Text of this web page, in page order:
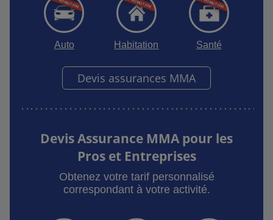
Auto Habitation Santé
Devis assurances MMA
Devis Assurance MMA pour les
Pros et Entreprises
Obtenez votre tarif personnalisé
correspondant à votre activité.